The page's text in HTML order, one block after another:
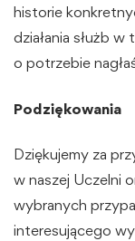
historie
działania służb
o potrzebie
Podziękowania
Dziękujemy za
w naszej Uczelni
wybranych
interesującego